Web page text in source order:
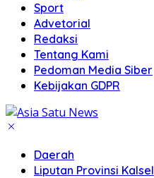
Sport
Advetorial
Redaksi
Tentang Kami
Pedoman Media Siber
Kebijakan GDPR
Daerah
Liputan Provinsi Kalsel